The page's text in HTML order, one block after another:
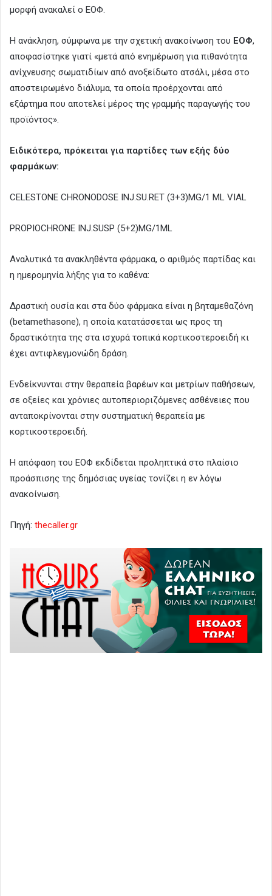
μορφή ανακαλεί ο ΕΟΦ.
Η ανάκληση, σύμφωνα με την σχετική ανακοίνωση του ΕΟΦ,
αποφασίστηκε γιατί «μετά από ενημέρωση για πιθανότητα
ανίχνευσης σωματιδίων από ανοξείδωτο ατσάλι, μέσα στο
αποστειρωμένο διάλυμα, τα οποία προέρχονται από
εξάρτημα που αποτελεί μέρος της γραμμής παραγωγής του
προϊόντος».
Ειδικότερα, πρόκειται για παρτίδες των εξής δύο
φαρμάκων:
CELESTONE CHRONODOSE INJ.SU.RET (3+3)MG/1 ML VIAL
PROPIOCHRONE INJ.SUSP (5+2)MG/1ML
Αναλυτικά τα ανακληθέντα φάρμακα, ο αριθμός παρτίδας και
η ημερομηνία λήξης για το καθένα:
Δραστική ουσία και στα δύο φάρμακα είναι η βηταμεθαζόνη
(betamethasone), η οποία κατατάσσεται ως προς τη
δραστικότητα της στα ισχυρά τοπικά κορτικοστεροειδή κι
έχει αντιφλεγμονώδη δράση.
Ενδείκνυνται στην θεραπεία βαρέων και μετρίων παθήσεων,
σε οξείες και χρόνιες αυτοπεριοριζόμενες ασθένειες που
ανταποκρίνονται στην συστηματική θεραπεία με
κορτικοστεροειδή.
Η απόφαση του ΕΟΦ εκδίδεται προληπτικά στο πλαίσιο
προάσπισης της δημόσιας υγείας τονίζει η εν λόγω
ανακοίνωση.
Πηγή: thecaller.gr